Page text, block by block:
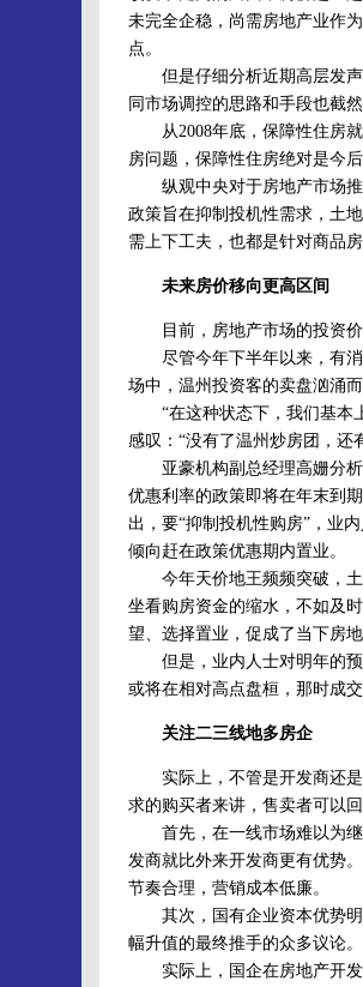
未完全企稳，尚需房地产业作
点。
但是仔细分析近期高层发声
同市场调控的思路和手段也截然
从2008年底，保障性住房就
房问题，保障性住房绝对是今
纵观中央对于房地产市场推
政策旨在抑制投机性需求，土
需上下工夫，也都是针对商品
未来房价移向更高区间
目前，房地产市场的投资价
尽管今年下半年以来，有消
场中，温州投资客的卖盘汹涌
“在这种状态下，我们基本上
感叹：“没有了温州炒房团，还
亚豪机构副总经理高姗分析
优惠利率的政策即将在年末到
出，要“抑制投机性购房”，业
倾向赶在政策优惠期内置业。
今年天价地王频频突破，土
坐看购房资金的缩水，不如及
望、选择置业，促成了当下房
但是，业内人士对明年的预
或将在相对高点盘桓，那时成交
关注二三线地多房企
实际上，不管是开发商还是
求的购买者来讲，售卖者可以
首先，在一线市场难以为继
发商就比外来开发商更有优势
节奏合理，营销成本低廉。
其次，国有企业资本优势明
幅升值的最终推手的众多议论。
实际上，国企在房地产开发